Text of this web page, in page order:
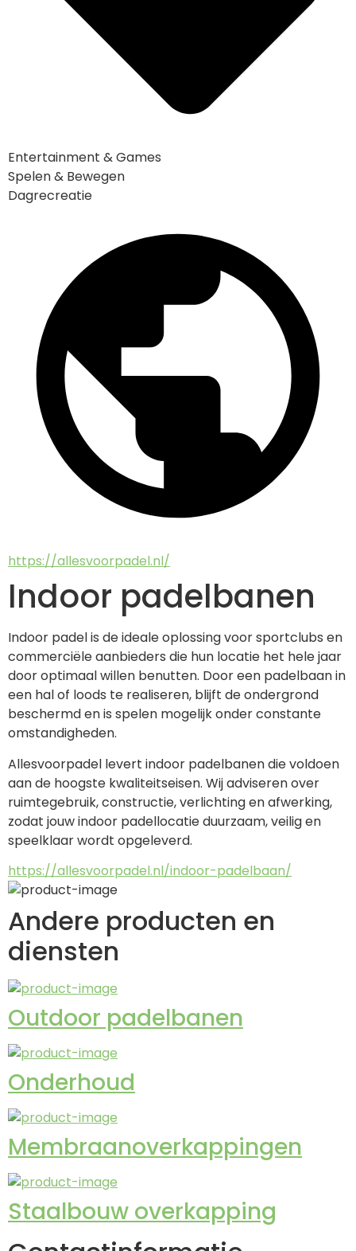
Entertainment & Games
Spelen & Bewegen
Dagrecreatie
https://allesvoorpadel.nl/
Indoor padelbanen
Indoor padel is de ideale oplossing voor sportclubs en
commerciële aanbieders die hun locatie het hele jaar
door optimaal willen benutten. Door een padelbaan in
een hal of loods te realiseren, blijft de ondergrond
beschermd en is spelen mogelijk onder constante
omstandigheden.
Allesvoorpadel levert indoor padelbanen die voldoen
aan de hoogste kwaliteitseisen. Wij adviseren over
ruimtegebruik, constructie, verlichting en afwerking,
zodat jouw indoor padellocatie duurzaam, veilig en
speelklaar wordt opgeleverd.
https://allesvoorpadel.nl/indoor-padelbaan/
Andere producten en
diensten
Outdoor padelbanen
Onderhoud
Membraanoverkappingen
Staalbouw overkapping